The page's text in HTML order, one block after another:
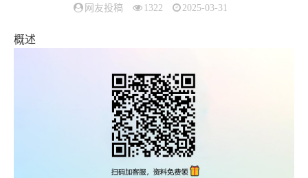
网友投稿 1322 2025-03-31
概述